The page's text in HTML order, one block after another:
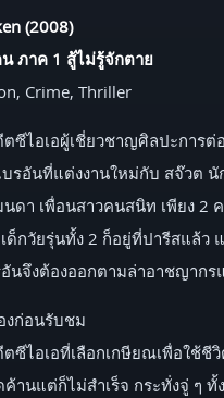
(2008)
น ภาค 1 สู้ไม่รู้จักตาย
Crime, Thriller
ซีไอเอผู้เชี่ยวชาญศิลปะการต่
รอันที่แต่งงานใหม่กับ สจ๊วต
นดา เพื่อนสาวคนสนิท เพียง
ด็กวัยรุ่นทั้ง 2 ก็อยู่ที่ปารีสแล้
อันจึงต้องออกตามล่าอาชญาก
งก่อนรับชม
ซีไอเอที่เลือกเกษียณเพื่อใช้ชี
านแต่ก็ไม่สำเร็จ กระทั่งจู่ ๆ